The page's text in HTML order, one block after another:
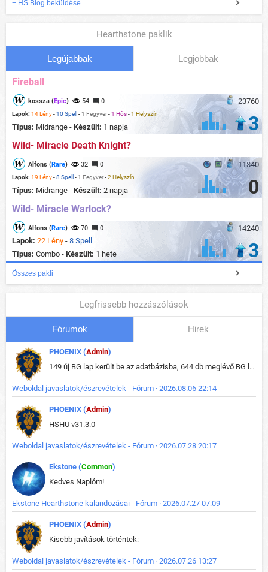
+ HS Blog beküldése
Hearthstone paklik
Legújabbak Legjobbak
Fireball
23760
kossza (Epic) 54 0
Lapok: 14 Lény-10 Spell - 1 Fegyver-1 Hős-1 Helyszín
Típus: Midrange - Készült: 1 napja 3
Wild- Miracle Death Knight?
11840
Alfons (Rare) 32 0
Lapok: 19 Lény-8 Spell - 1 Fegyver-2 Helyszín
Típus: Midrange - Készült: 2 napja 0
Wild- Miracle Warlock?
14240
Alfons (Rare) 70 0
Lapok: 22 Lény - 8 Spell
Típus: Combo - Készült: 1 hete 3
Összes pakli
Legfrissebb hozzászólások
Fórumok Hirek
PHOENIX (Admin)
149 új BG lap került be az adatbázisba, 644 db meglévő BG lap módosult, bekerültek az új képek a megváltozott lapokhoz is.
Weboldal javaslatok/észrevételek - Fórum · 2026.08.06 22:14
PHOENIX (Admin)
HSHU v31.3.0
Weboldal javaslatok/észrevételek - Fórum · 2026.07.28 20:17
Ekstone (Common)
Kedves Naplóm!
Ekstone Hearthstone kalandozásai - Fórum · 2026.07.27 07:09
PHOENIX (Admin)
Kisebb javítások történtek:
Weboldal javaslatok/észrevételek - Fórum · 2026.07.26 13:27